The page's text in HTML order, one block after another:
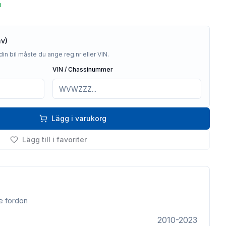
bil måste du ange reg.nr eller VIN.
VIN / Chassinummer
Lägg i varukorg
Lägg till i favoriter
fordon
2010-2023